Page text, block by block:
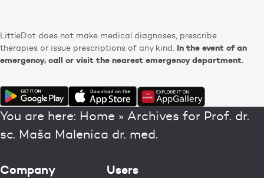
LittleDot does not make medical diagnoses, prescribe
therapies or issue prescriptions of any kind. In the event of an
emergency, call or visit the nearest emergency department.
You are here: Home » Archives for Prof. dr.
sc. Maša Malenica dr. med.
Company Users